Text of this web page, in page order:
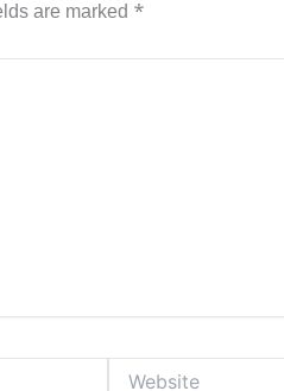
are marked *